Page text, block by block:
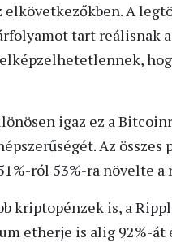
A
tart reálisnak
igaz ez a
Az összes
ról 53%-ra növelte a
kriptopénzek is, a
etherje is alig 92%-át